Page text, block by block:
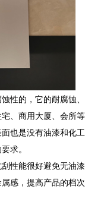
性的，它的耐腐蚀、
、商用大厦、会所等
也是没有油漆和化工
求。
性能很好避免无油漆
感，提高产品的档次